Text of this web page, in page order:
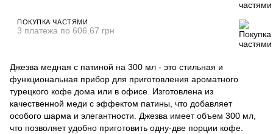
ПОКУПКА ЧАСТЯМИ
3 платежа по 606.67 грн
Джезва медная с патиной на 300 мл - это стильная и
функциональная прибор для приготовления ароматного
турецкого кофе дома или в офисе. Изготовлена из
качественной меди с эффектом патины, что добавляет
особого шарма и элегантности. Джезва имеет объем 300 мл,
что позволяет удобно приготовить одну-две порции кофе.